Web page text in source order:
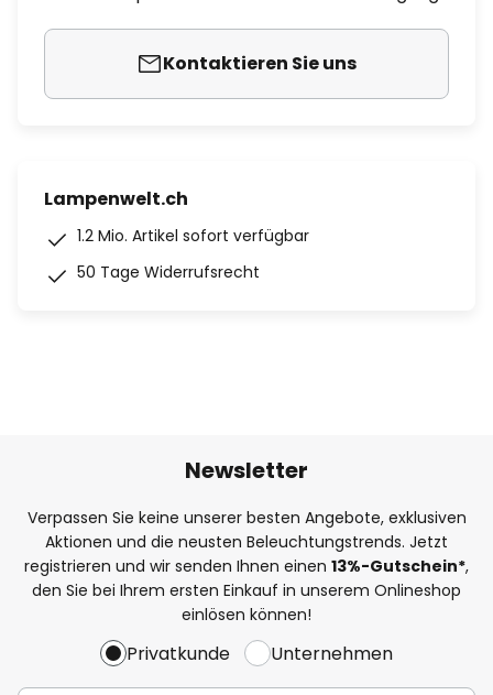
Kontaktieren Sie uns
Lampenwelt.ch
1.2 Mio. Artikel sofort verfügbar
50 Tage Widerrufsrecht
Newsletter
Verpassen Sie keine unserer besten Angebote, exklusiven
Aktionen und die neusten Beleuchtungstrends. Jetzt
registrieren und wir senden Ihnen einen 13%-Gutschein*,
den Sie bei Ihrem ersten Einkauf in unserem Onlineshop
einlösen können!
Privatkunde Unternehmen